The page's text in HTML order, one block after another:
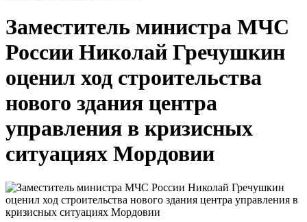
Заместитель министра МЧС
России Николай Гречушкин
оценил ход строительства
нового здания центра
управления в кризисных
ситуациях Мордовии